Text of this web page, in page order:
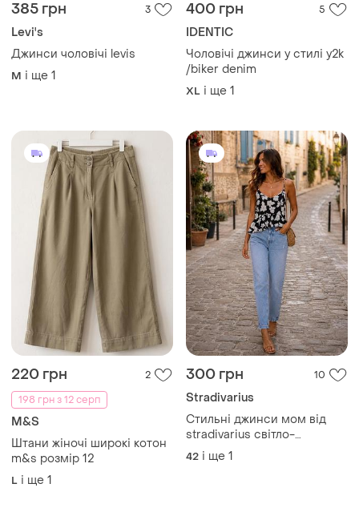
385 грн 3
Levi's
Джинси чоловічі levis
M і ще 1
400 грн 5
IDENTIC
Чоловічі джинси у стилі y2k
/biker denim
XL і ще 1
220 грн
2
198 грн з 12 серп
M&S
Штани жіночі широкі котон
m&s розмір 12
L і ще 1
300 грн 10
Stradivarius
Стильні джинси мом від
stradivarius світло-
блакитного кольору з
легкими потертостями
42 і ще 1